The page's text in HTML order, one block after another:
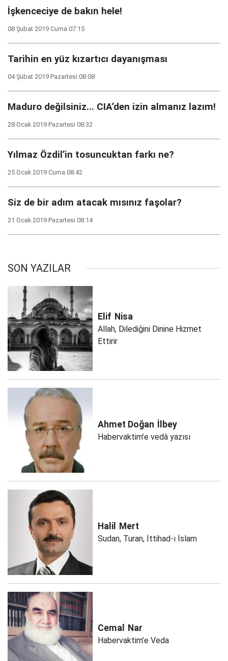
İşkenceciye de bakın hele!
08 Şubat 2019 Cuma 07:15
Tarihin en yüz kızartıcı dayanışması
04 Şubat 2019 Pazartesi 08:08
Maduro değilsiniz... CIA’den izin almanız lazım!
28 Ocak 2019 Pazartesi 08:32
Yılmaz Özdil’in tosuncuktan farkı ne?
25 Ocak 2019 Cuma 08:42
Siz de bir adım atacak mısınız faşolar?
21 Ocak 2019 Pazartesi 08:14
SON YAZILAR
Elif Nisa
Allah, Dilediğini Dinine Hizmet
Ettirir
Ahmet Doğan İlbey
Habervaktim’e vedâ yazısı
Halil Mert
Sudan, Turan, İttihad-ı İslam
Cemal Nar
Habervaktim’e Veda